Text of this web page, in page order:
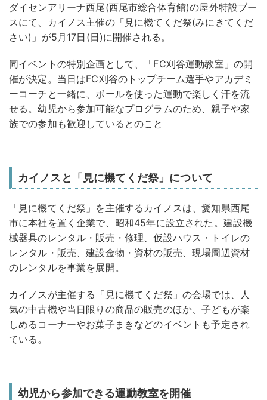
ダイセンアリーナ西尾(西尾市総合体育館)の屋外特設ブー
スにて、カイノス主催の「見に機てくだ祭(みにきてくだ
さい)」が5月17日(日)に開催される。
同イベントの特別企画として、「FC刈谷運動教室」の開
催が決定。当日はFC刈谷のトップチーム選手やアカデミ
ーコーチと一緒に、ボールを使った運動で楽しく汗を流
せる。幼児から参加可能なプログラムのため、親子や家
族での参加も歓迎しているとのこと
カイノスと「見に機てくだ祭」について
「見に機てくだ祭」を主催するカイノスは、愛知県西尾
市に本社を置く企業で、昭和45年に設立された。建設機
械器具のレンタル・販売・修理、仮設ハウス・トイレの
レンタル・販売、建設金物・資材の販売、現場周辺資材
のレンタルを事業を展開。
カイノスが主催する「見に機てくだ祭」の会場では、人
気の中古機や当日限りの商品の販売のほか、子どもが楽
しめるコーナーやお菓子まきなどのイベントも予定され
ている。
幼児から参加できる運動教室を開催